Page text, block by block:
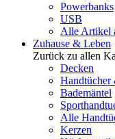
Powerbanks
USB
Alle Artikel
Zuhause & Leben
Zurück zu allen
Decken
Handtücher
Bademäntel
Alle
Kerzen